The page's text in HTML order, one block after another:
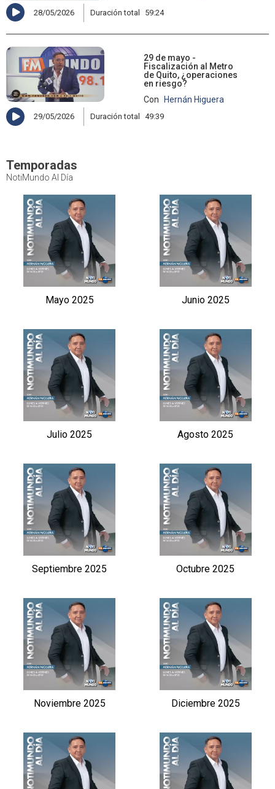
28/05/2026 Duración total 59:24
29 de mayo -
Fiscalización al Metro
de Quito, ¿operaciones
en riesgo?
Con
Hernán Higuera
29/05/2026 Duración total 49:39
Temporadas
NotiMundo Al Día
Mayo 2025 Junio 2025
Julio 2025 Agosto 2025
Septiembre 2025 Octubre 2025
Noviembre 2025 Diciembre 2025